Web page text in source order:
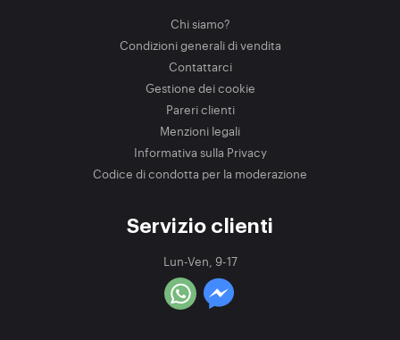
Chi siamo?
Condizioni generali di vendita
Contattarci
Gestione dei cookie
Pareri clienti
Menzioni legali
Informativa sulla Privacy
Codice di condotta per la moderazione
Servizio clienti
Lun-Ven, 9-17